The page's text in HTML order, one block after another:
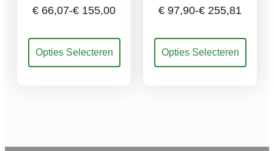
€ 66,07-€ 155,00
€ 66,07
Opties Selecteren
Dit
product
heeft
€ 97,90-€ 255,81
€ 97,90
Opties Selecteren
Dit
product
heeft